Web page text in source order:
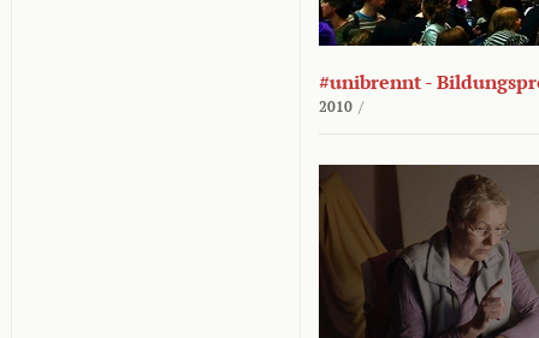
#unibrennt -
2010 /